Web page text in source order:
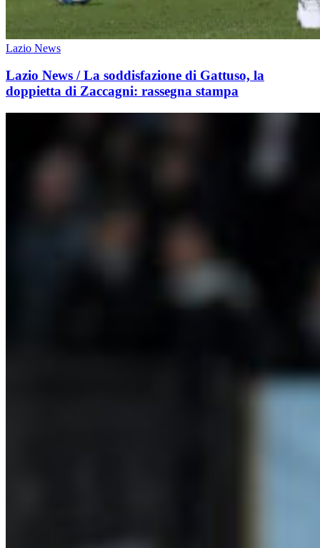
Lazio News
Lazio News / La soddisfazione di Gattuso, la
doppietta di Zaccagni: rassegna stampa